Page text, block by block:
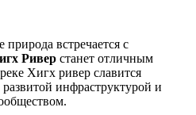
встречается с
Ривер станет отличным
Хигх ривер славится
инфраструктурой и